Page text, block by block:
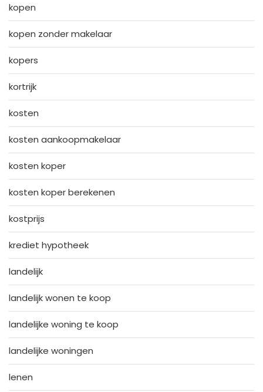
kopen
kopen zonder makelaar
kopers
kortrijk
kosten
kosten aankoopmakelaar
kosten koper
kosten koper berekenen
kostprijs
krediet hypotheek
landelijk
landelijk wonen te koop
landelijke woning te koop
landelijke woningen
lenen